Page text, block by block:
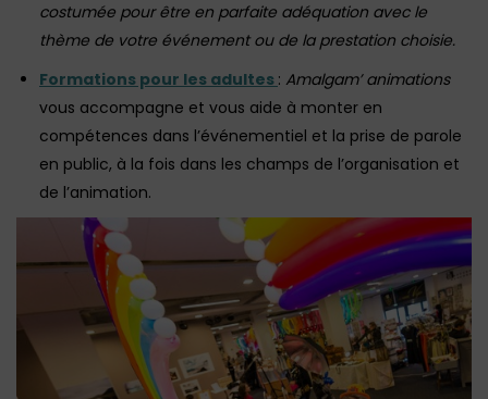
costumée pour être en parfaite adéquation avec le
thème de votre événement ou de la prestation choisie.
Formations pour les adultes : Amalgam’ animations
vous accompagne et vous aide à monter en
compétences dans l’événementiel et la prise de parole
en public, à la fois dans les champs de l’organisation et
de l’animation.